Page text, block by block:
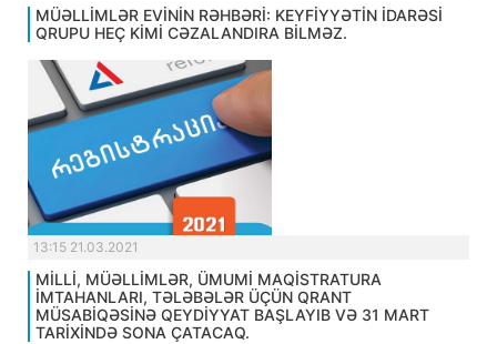
MÜƏLLİMLƏR EVİNİN RƏHBƏRİ: KEYFİYYƏTİN İDARƏSİ
QRUPU HEÇ KİMİ CƏZALANDIRA BİLMƏZ.
13:15 21.03.2021
MİLLİ, MÜƏLLİMLƏR, ÜMUMİ MAQİSTRATURA
İMTAHANLARI, TƏLƏBƏLƏR ÜÇÜN QRANT
MÜSABİQƏSİNƏ QEYDİYYAT BAŞLAYIB VƏ 31 MART
TARİXİNDƏ SONA ÇATACAQ.